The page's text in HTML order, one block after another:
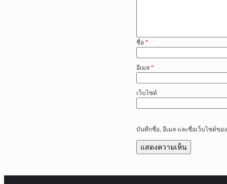
ชื่อ *
อีเมล *
เว็บไซต์
บันทึกชื่อ, อีเมล และชื่อเว็บไซต์ขอ